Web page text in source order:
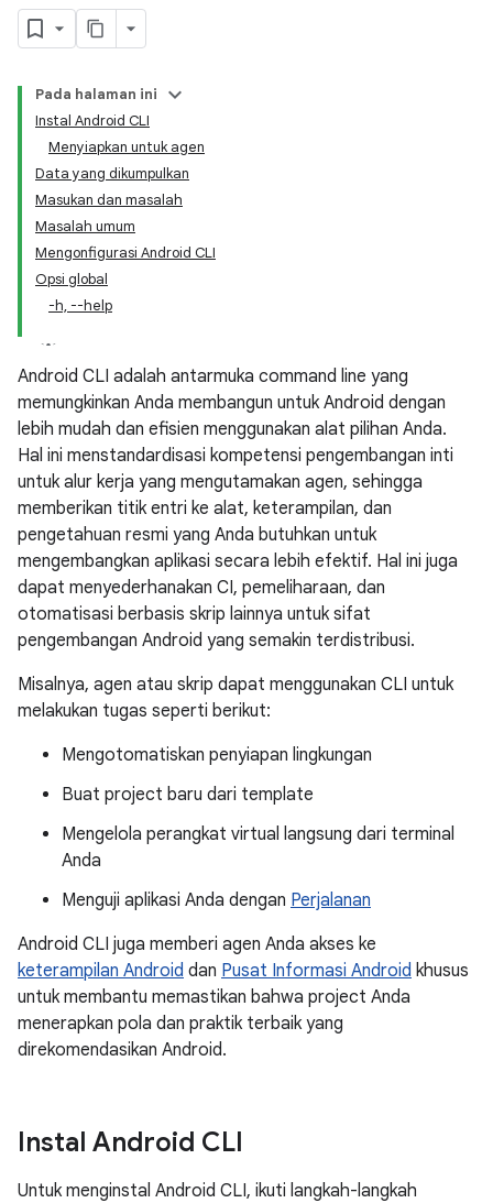
Pada halaman ini
Instal Android CLI
Menyiapkan untuk agen
Data yang dikumpulkan
Masukan dan masalah
Masalah umum
Mengonfigurasi Android CLI
Opsi global
-h, --help
Android CLI adalah antarmuka command line yang
memungkinkan Anda membangun untuk Android dengan
lebih mudah dan efisien menggunakan alat pilihan Anda.
Hal ini menstandardisasi kompetensi pengembangan inti
untuk alur kerja yang mengutamakan agen, sehingga
memberikan titik entri ke alat, keterampilan, dan
pengetahuan resmi yang Anda butuhkan untuk
mengembangkan aplikasi secara lebih efektif. Hal ini juga
dapat menyederhanakan CI, pemeliharaan, dan
otomatisasi berbasis skrip lainnya untuk sifat
pengembangan Android yang semakin terdistribusi.
Misalnya, agen atau skrip dapat menggunakan CLI untuk
melakukan tugas seperti berikut:
Mengotomatiskan penyiapan lingkungan
Buat project baru dari template
Mengelola perangkat virtual langsung dari terminal
Anda
Menguji aplikasi Anda dengan Perjalanan
Android CLI juga memberi agen Anda akses ke
keterampilan Android dan Pusat Informasi Android khusus
untuk membantu memastikan bahwa project Anda
menerapkan pola dan praktik terbaik yang
direkomendasikan Android.
Instal Android CLI
Untuk menginstal Android CLI, ikuti langkah-langkah